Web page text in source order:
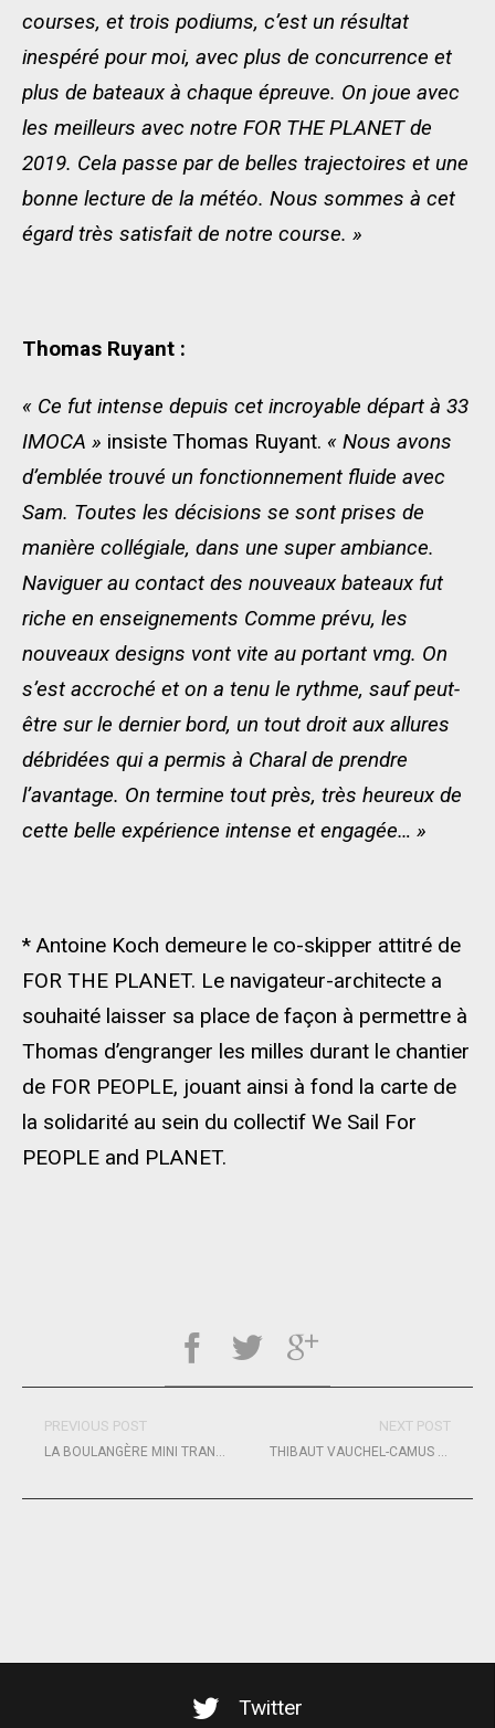
courses, et trois podiums, c’est un résultat
inespéré pour moi, avec plus de concurrence et
plus de bateaux à chaque épreuve. On joue avec
les meilleurs avec notre FOR THE PLANET de
2019. Cela passe par de belles trajectoires et une
bonne lecture de la météo. Nous sommes à cet
égard très satisfait de notre course. »
Thomas Ruyant :
« Ce fut intense depuis cet incroyable départ à 33
IMOCA » insiste Thomas Ruyant. « Nous avons
d’emblée trouvé un fonctionnement fluide avec
Sam. Toutes les décisions se sont prises de
manière collégiale, dans une super ambiance.
Naviguer au contact des nouveaux bateaux fut
riche en enseignements Comme prévu, les
nouveaux designs vont vite au portant vmg. On
s’est accroché et on a tenu le rythme, sauf peut-
être sur le dernier bord, un tout droit aux allures
débridées qui a permis à Charal de prendre
l’avantage. On termine tout près, très heureux de
cette belle expérience intense et engagée… »
* Antoine Koch demeure le co-skipper attitré de
FOR THE PLANET. Le navigateur-architecte a
souhaité laisser sa place de façon à permettre à
Thomas d’engranger les milles durant le chantier
de FOR PEOPLE, jouant ainsi à fond la carte de
la solidarité au sein du collectif We Sail For
PEOPLE and PLANET.
PREVIOUS POST
LA BOULANGÈRE MINI TRANSAT : OBJECTIF VICTOIRE POUR CAROLINE BOULE !
NEXT POST
THIBAUT VAUCHEL-CAMUS ET QUENTIN VLAMYNCK POUR LA VICTOIRE !
Twitter